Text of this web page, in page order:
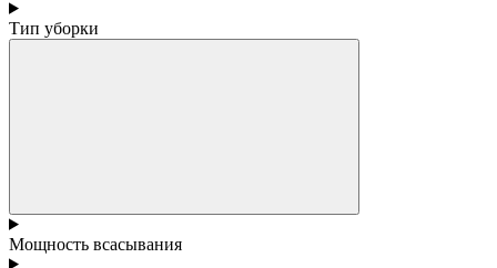
Тип уборки
Мощность всасывания